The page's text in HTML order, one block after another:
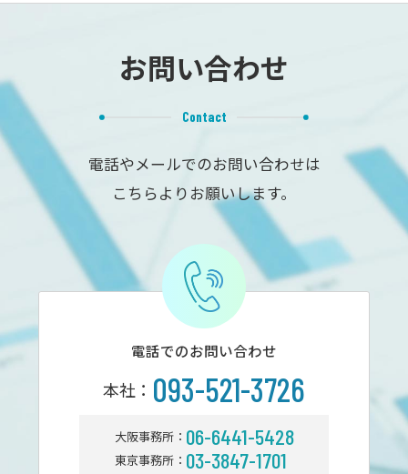
お問い合わせ
Contact
電話やメールでのお問い合わせは
こちらよりお願いします。
電話でのお問い合わせ
本社： 093-521-3726
大阪事務所： 06-6441-5428
東京事務所： 03-3847-1701